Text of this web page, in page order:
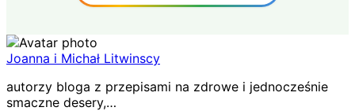
Joanna i Michał Litwinscy
autorzy bloga z przepisami na zdrowe i jednocześnie
smaczne desery,…